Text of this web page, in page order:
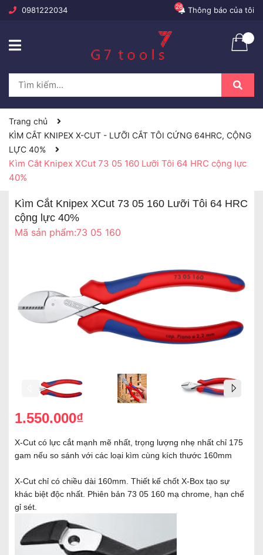
0981222034 Thông báo của tôi
26
Trang chủ
KÌM CẮT KNIPEX X-CUT - LƯỠI CẮT TÔI CỨNG 64HRC, CỘNG
LỰC 40%
Kìm Cắt Knipex XCut 73 05 160 Lưỡi Tôi 64 HRC cộng lực
40%
Kìm Cắt Knipex XCut 73 05 160 Lưỡi Tôi 64 HRC
cộng lực 40%
Mã sản phẩm:73 05 160
1.550.000₫
X-Cut có lực cắt mạnh mẽ nhất, trọng lượng nhẹ nhất chỉ 175
gam nếu so sánh với các loại kìm cùng kích thước 160mm
X-Cut chỉ có chiều dài 160mm. Thiết kế chốt X-Box tạo sự
khác biệt độc nhất. Phiên bản 73 05 160 mạ chrome, hạn chế
gỉ sét.